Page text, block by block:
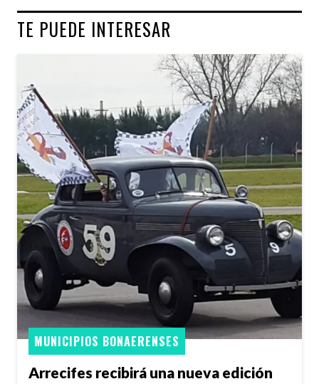
TE PUEDE INTERESAR
Arrecifes recibirá una nueva edición
MUNICIPIOS BONAERENSES